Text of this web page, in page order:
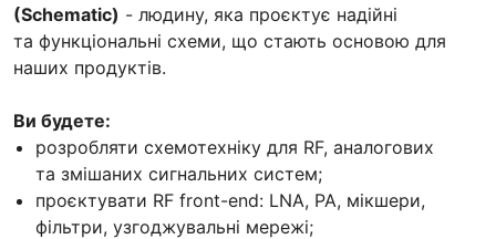
(Schematic) - людину, яка проєктує надійні
та функціональні схеми, що стають основою для
наших продуктів.
Ви будете:
розробляти схемотехніку для RF, аналогових
та змішаних сигнальних систем;
проєктувати RF front-end: LNA, PA, мікшери,
фільтри, узгоджувальні мережі;